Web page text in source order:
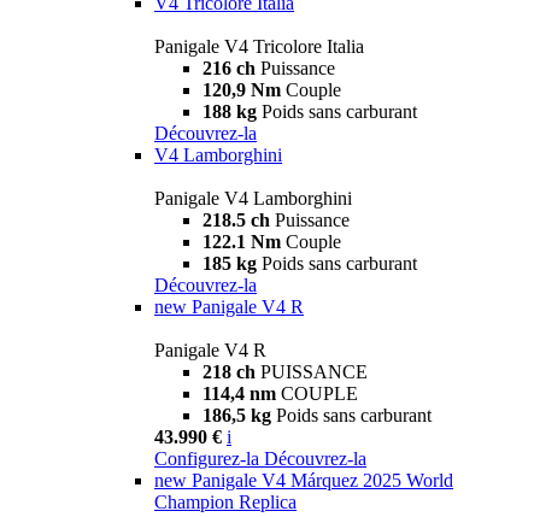
Panigale V4 Tricolore Italia
216 ch Puissance
120,9 Nm Couple
188 kg Poids sans carburant
Découvrez-la
V4 Lamborghini
Panigale V4 Lamborghini
218.5 ch Puissance
122.1 Nm Couple
185 kg Poids sans carburant
Découvrez-la
new Panigale V4 R
Panigale V4 R
218 ch PUISSANCE
114,4 nm COUPLE
186,5 kg Poids sans carburant
43.990 € i
Configurez-la Découvrez-la
new Panigale V4 Márquez 2025 World
Champion Replica